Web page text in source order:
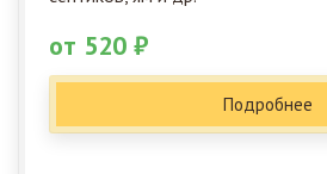
от 520 ₽
Подробнее